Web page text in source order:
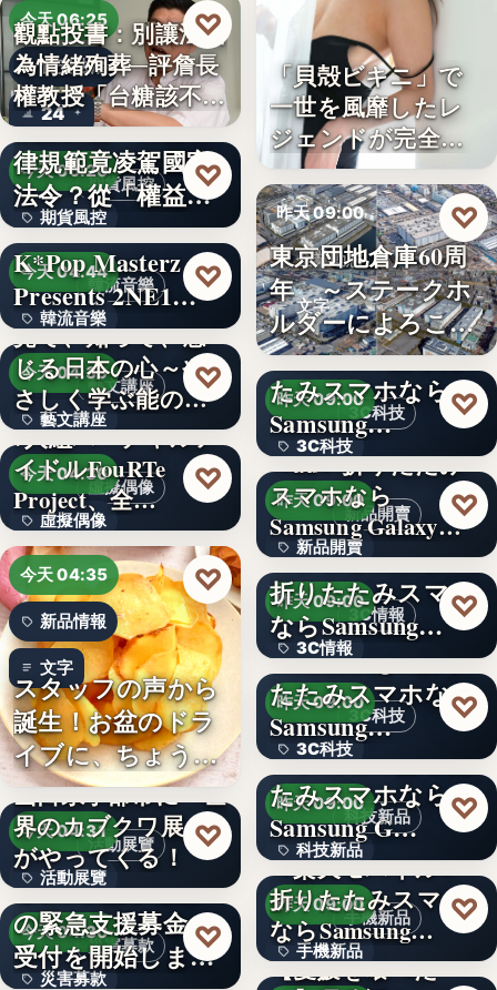
今天 06:25
食安法治
24
觀點投書：別讓法治
為情緒殉葬─評詹長
權教授「台糖該不該
通…
♡
期貨風控
今天 06:20
期貨風控
文字
觀點投書：公會自
律規範竟凌駕國家
法令？從「權益
數」定義看…
♡
韓流音樂
今天 04:44
韓流音樂
文字
K*Pop Masterz
Presents 2NE1…
♡
藝文講座
今天 04:39
藝文講座
1,000円
見て、知って、感
じる日本の心～や
さしく学ぶ能の世
界へ
♡
虛擬偶像
今天 04:36
虛擬偶像
10
7人組バーチャルア
イドルFouRTe
Project、全…
♡
今天 04:35
新品情報
文字
スタッフの声から
誕生！お盆のドラ
イブに、ちょうど
いい。「…
♡
活動展覽
今天 04:31
活動展覽
60
山口県宇部市に『世
界のカブクワ展』
がやってくる！
♡
災害募款
今天 04:30
災害募款
令和8年熊本地震へ
の緊急支援募金の
受付を開始しまし
♡
「貝殻ビキニ」で
一世を風靡したレ
ジェンドが完全復
活武田久…
昨天 09:00
企業動態
文字
東京団地倉庫60周
年 ～ステークホ
ルダーによろこば
れる…
♡
3C科技
昨天 09:00
3C科技
文字
＜OPEN＞折りた
たみスマホなら
Samsung…
♡
新品開賣
昨天 09:00
新品開賣
4.1
＜au＞折りたたみ
スマホなら
Samsung Galaxy…
♡
3C情報
昨天 09:00
3C情報
文字
＜ソフトバンク＞
折りたたみスマホ
ならSamsung…
♡
3C科技
昨天 09:00
3C科技
文字
＜Samsung＞折り
たたみスマホなら
Samsung…
♡
科技新品
昨天 09:00
科技新品
文字
＜ドコモ＞折りた
たみスマホなら
Samsung G…
♡
手機新品
昨天 09:00
手機新品
＜楽天モバイル＞
折りたたみスマホ
ならSamsung…
♡
【愛媛を喰べた